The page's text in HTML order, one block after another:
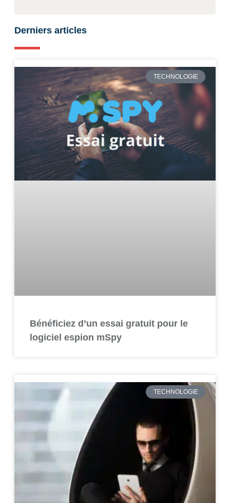
Derniers articles
TECHNOLOGIE
Bénéficiez d’un essai gratuit pour le
logiciel espion mSpy
TECHNOLOGIE